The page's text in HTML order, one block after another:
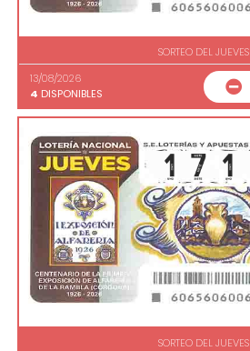
SORTEO DEL JUEVES
13/08/2026
4 DISPONIBLES
SORTEO DEL JUEVES